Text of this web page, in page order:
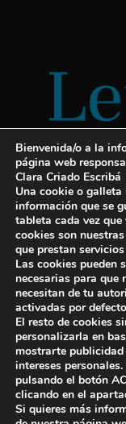
Servicios
¡Letropía te
Autopublicar un
Cuanto cuesta
Cómo escribir un
Bienvenida/o a la
página web
Clara Criado Escribá
Una cookie o
información que se
tableta cada vez
cookies son
que prestan
Las cookies pueden
necesarias para que
necesitan de tu
activadas por
El resto de cookies
personalizarla en
mostrarte
intereses
pulsando el botón
clicando en el
Si quieres más